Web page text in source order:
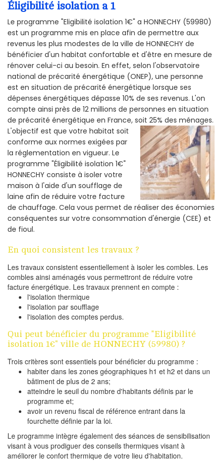
Éligibilité isolation a 1
Le programme "Eligibilité isolation 1€" a HONNECHY (59980)
est un programme mis en place afin de permettre aux
revenus les plus modestes de la ville de HONNECHY de
bénéficier d'un habitat confortable et d'être en mesure de
rénover celui-ci au besoin. En effet, selon l'observatoire
national de précarité énergétique (ONEP), une personne
est en situation de précarité énergétique lorsque ses
dépenses énergétiques dépasse 10% de ses revenus. L'on
compte ainsi près de 12 millions de personnes en situation
de précarité énergétique en France, soit 25% des ménages.
L'objectif est que votre habitat soit
conforme aux normes exigées par
la réglementation en vigueur. Le
programme "Éligibilité isolation 1€"
HONNECHY consiste à isoler votre
maison à l'aide d'un soufflage de
laine afin de réduire votre facture
de chauffage. Cela vous permet de réaliser des économies
conséquentes sur votre consommation d'énergie (CEE) et
de fioul.
En quoi consistent les travaux ?
Les travaux consistent essentiellement à isoler les combles. Les
combles ainsi aménagés vous permettront de réduire votre
facture énergétique. Les travaux prennent en compte :
l'isolation thermique
l'isolation par soufflage
l'isolation des comptes perdus.
Qui peut bénéficier du programme "Eligibilité
isolation 1€" ville de HONNECHY (59980) ?
Trois critères sont essentiels pour bénéficier du programme :
habiter dans les zones géographiques h1 et h2 et dans un
bâtiment de plus de 2 ans;
atteindre le seuil du nombre d'habitants définis par le
programme et;
avoir un revenu fiscal de référence entrant dans la
fourchette définie par la loi.
Le programme intègre également des séances de sensibilisation
visant à vous prodiguer des conseils thermiques visant à
améliorer le confort thermique de votre lieu d'habitation.